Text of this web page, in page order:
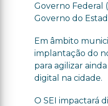
Governo Federal
Governo do
Em âmbito
implantação do
para agilizar
digital na cidade.
O SEI impactará